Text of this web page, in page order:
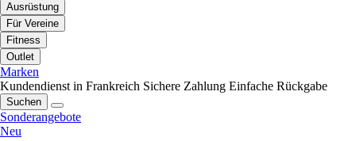
Ausrüstung
Für Vereine
Fitness
Outlet
Marken
Kundendienst in Frankreich Sichere Zahlung Einfache Rückgabe
Suchen
Sonderangebote
Neu